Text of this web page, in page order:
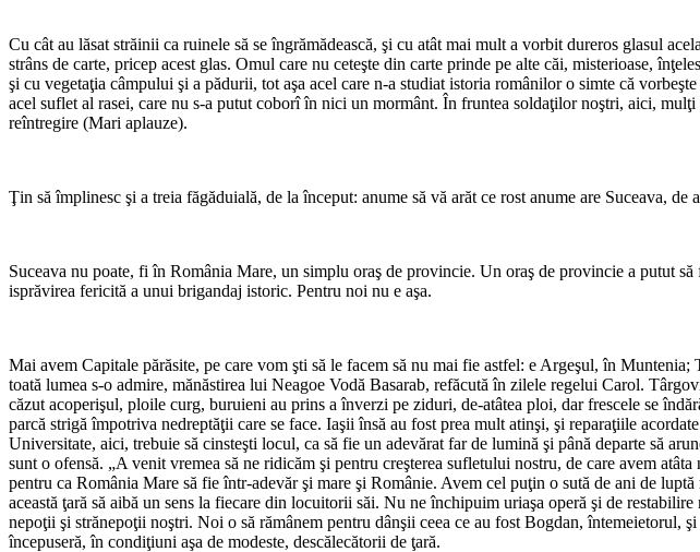
Cu cât au lăsat străinii ca ruinele să se îngrămă­dească, şi cu atât mai mult a vorbit dureros glasul
strâns de carte, pricep acest glas. Omul care nu ceteşte din carte prinde pe alte căi, misterioase,
şi cu vegetaţia câmpului şi a pădurii, tot aşa acel care n-a studiat istoria românilor o simte că
acel suflet al rasei, care nu s-a putut coborî în nici un mormânt. În fruntea soldaţilor noştri, aici,
reîntregire (Mari aplauze).
Ţin să împlinesc şi a treia făgăduială, de la înce­put: anume să vă arăt ce rost anume are Suceava,
Suceava nu poate, fi în România Mare, un simplu oraş de provincie. Un oraş de provincie a putut
isprăvirea fericită a unui brigandaj is­toric. Pentru noi nu e aşa.
Mai avem Capitale părăsite, pe care vom şti să le facem să nu mai fie astfel: e Argeşul, în
toată lumea s-o admire, mănăstirea lui Neagoe Vodă Basarab, refăcută în zilele regelui Carol.
căzut acoperişul, ploile curg, buruieni au prins a înverzi pe ziduri, de-atâtea ploi, dar frescele se
parcă strigă împotriva nedreptăţii care se face. Iaşii însă au fost prea mult atinşi, şi repa­raţiile
Universitate, aici, trebuie să cinsteşti locul, ca să fie un adevărat far de lumină şi până departe să
sunt o ofensă. „A venit vremea să ne ridicăm şi pentru creşterea sufletului nostru, de care avem
pentru ca România Mare să fie într-adevăr şi mare şi Românie. Avem cel puţin o sută de ani de
această ţară să aibă un sens la fiecare din locuitorii săi. Nu ne închipuim uriaşa operă şi de
nepoţii şi strănepoţii noştri. Noi o să rămânem pentru dânşii ceea ce au fost Bogdan,
începuseră, în condiţiuni aşa de modeste, descălecătorii de ţară.